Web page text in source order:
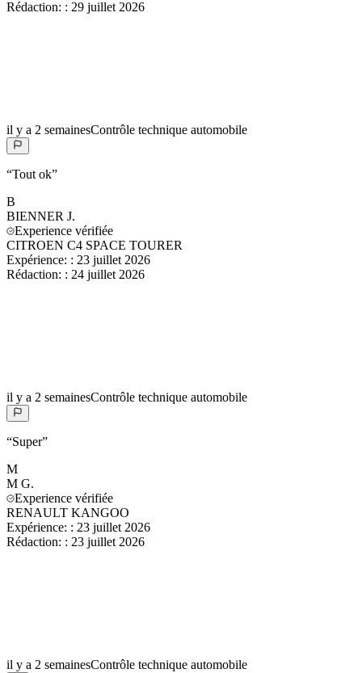
Rédaction: : 29 juillet 2026
il y a 2 semainesContrôle technique automobile
“Tout ok”
B
BIENNER J.
Experience vérifiée
CITROEN C4 SPACE TOURER
Expérience: : 23 juillet 2026
Rédaction: : 24 juillet 2026
il y a 2 semainesContrôle technique automobile
“Super”
M
M G.
Experience vérifiée
RENAULT KANGOO
Expérience: : 23 juillet 2026
Rédaction: : 23 juillet 2026
il y a 2 semainesContrôle technique automobile